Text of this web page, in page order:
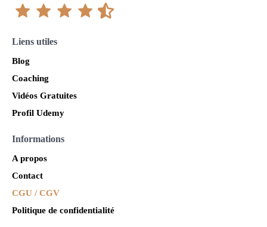
Liens utiles
Blog
Coaching
Vidéos Gratuites
Profil Udemy
Informations
A propos
Contact
CGU / CGV
Politique de confidentialité